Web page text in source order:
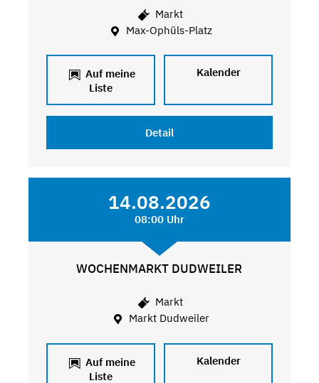
Markt
Max-Ophüls-Platz
Auf meine
Liste
Kalender
Detail
14.08.2026
08:00 Uhr
WOCHENMARKT DUDWEILER
Markt
Markt Dudweiler
Auf meine
Liste
Kalender